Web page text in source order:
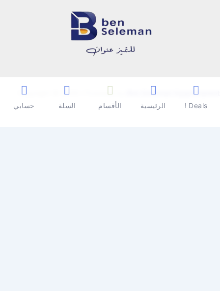
Copyright © 2026 | Powered by Ben Seleman Hypermarket
Deals ! الرئيسية الأقسام السلة حسابي